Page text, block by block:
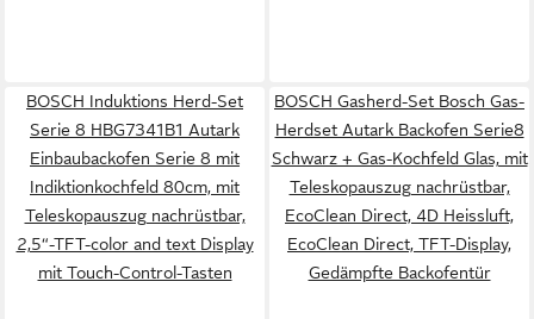
BOSCH Induktions Herd-Set
Serie 8 HBG7341B1 Autark
Einbaubackofen Serie 8 mit
Indiktionkochfeld 80cm, mit
Teleskopauszug nachrüstbar,
2,5“-TFT-color and text Display
mit Touch-Control-Tasten
BOSCH Gasherd-Set Bosch Gas-
Herdset Autark Backofen Serie8
Schwarz + Gas-Kochfeld Glas, mit
Teleskopauszug nachrüstbar,
EcoClean Direct, 4D Heissluft,
EcoClean Direct, TFT-Display,
Gedämpfte Backofentür